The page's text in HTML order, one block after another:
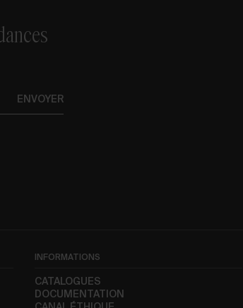
ENVOYER
INFORMATIONS
CATALOGUES
DOCUMENTATION